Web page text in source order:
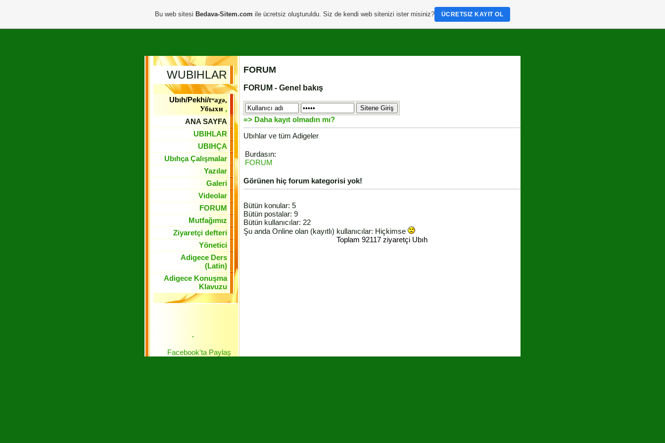
WUBIHLAR
Ubıh/Pekhi/tʷaχə,
Убыхи ,
ANA SAYFA
UBIHLAR
UBIHÇA
Ubıhça Çalışmalar
Yazılar
Galeri
Videolar
FORUM
Mutfağımız
Ziyaretçi defteri
Yönetici
Adigece Ders
(Latin)
Adigece Konuşma
Klavuzu
Facebook'ta Paylaş
FORUM
FORUM - Genel bakış
=> Daha kayıt olmadın mı?
Ubıhlar ve tüm Adigeler
Burdasın:
FORUM
Görünen hiç forum kategorisi yok!
Bütün konular: 5
Bütün postalar: 9
Bütün kullanıcılar: 22
Şu anda Online olan (kayıtlı) kullanıcılar: Hiçkimse
Toplam 92117 ziyaretçi Ubıh
Bu web sitesi Bedava-Sitem.com ile ücretsiz oluşturuldu. Siz de kendi web sitenizi ister misiniz? ÜCRETSIZ KAYIT OL